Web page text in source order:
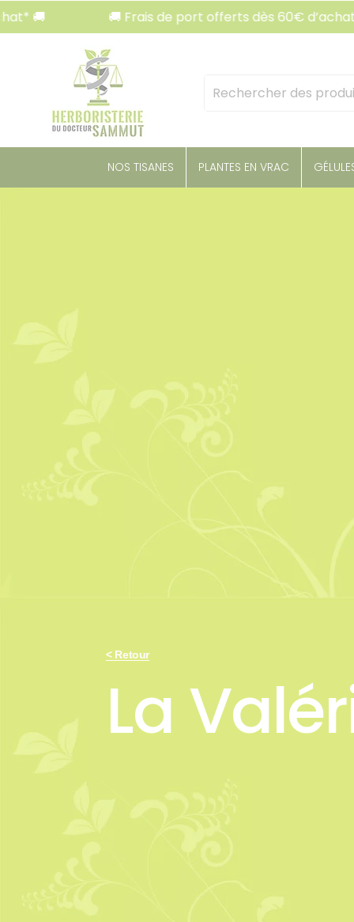
🚚 Frais de port offerts dès 60€ d’achat* 🚚
Mots
clés
NOS TISANES PLANTES EN VRAC
< Retour
La
Panneau de gestion des cookies